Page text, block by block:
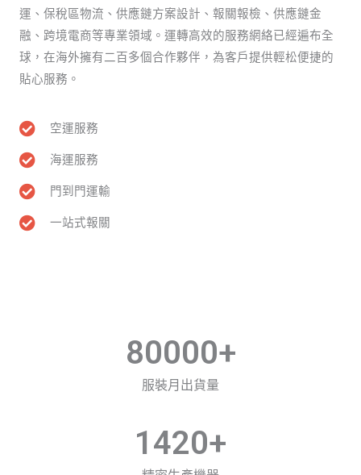
運、保稅區物流、供應鏈方案設計、報關報檢、供應鏈金
融、跨境電商等專業領域。運轉高效的服務網絡已經遍布全
球，在海外擁有二百多個合作夥伴，為客戶提供輕松便捷的
貼心服務。
空運服務
海運服務
門到門運輸
一站式報關
服裝月出貨量
80000+
1420+